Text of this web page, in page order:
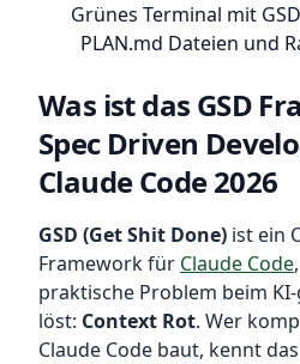
Grünes Terminal mit
PLAN.md Dateien und
Was ist das GSD
Spec Driven
Claude Code 2026
GSD (Get Shit Done) ist ein
Framework für Claude Code
praktische Problem beim
löst: Context Rot. Wer
Claude Code baut, kennt